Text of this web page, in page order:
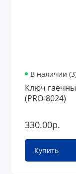
В наличии
Ключ
(PRO-8024)
330.00р.
Купить